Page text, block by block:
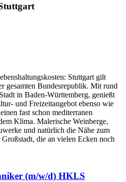
Stuttgart gilt
gesamten Bundesrepublik. Mit rund
in Baden-Württemberg, genießt
und Freizeitangebot ebenso wie
fast schon mediterranen
Klima. Malerische Weinberge,
und natürlich die Nähe zum
die an vielen Ecken noch
(m/w/d) HKLS